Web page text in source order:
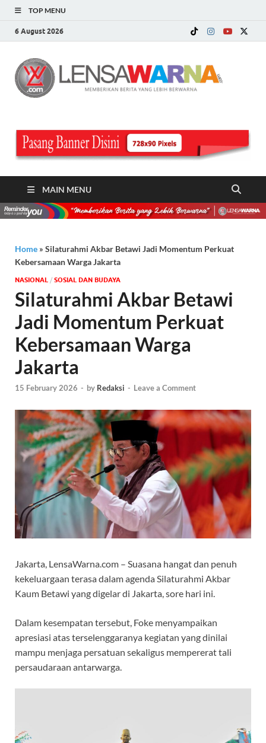
TOP MENU
6 August 2026
MAIN MENU
Home » Silaturahmi Akbar Betawi Jadi Momentum Perkuat
Kebersamaan Warga Jakarta
NASIONAL / SOSIAL DAN BUDAYA
Silaturahmi Akbar Betawi
Jadi Momentum Perkuat
Kebersamaan Warga
Jakarta
15 February 2026 - by Redaksi - Leave a Comment
Jakarta, LensaWarna.com – Suasana hangat dan penuh
kekeluargaan terasa dalam agenda Silaturahmi Akbar
Kaum Betawi yang digelar di Jakarta, sore hari ini.
Dalam kesempatan tersebut, Foke menyampaikan
apresiasi atas terselenggaranya kegiatan yang dinilai
mampu menjaga persatuan sekaligus mempererat tali
persaudaraan antarwarga.